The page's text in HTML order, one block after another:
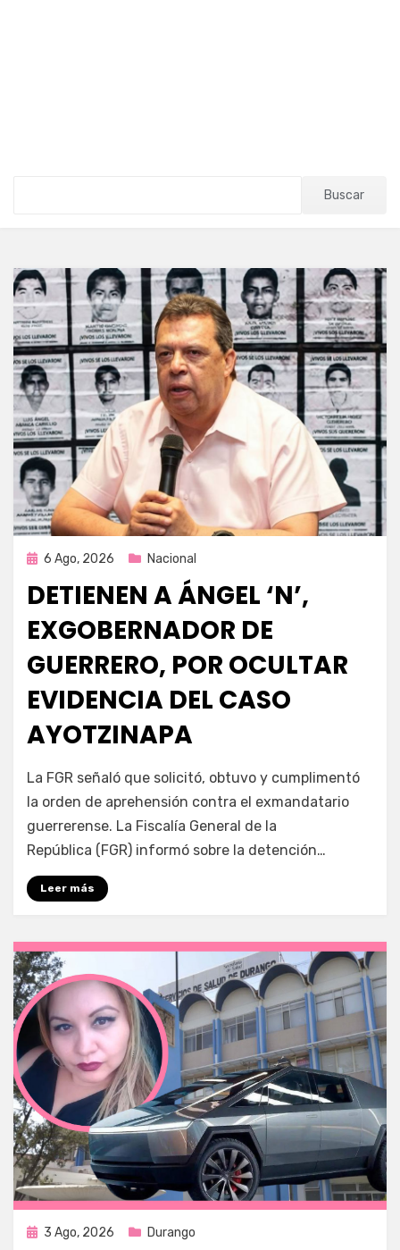
Buscar
Publicada
6 Ago, 2026 Nacional
DETIENEN A ÁNGEL ‘N’,
EXGOBERNADOR DE
GUERRERO, POR OCULTAR
EVIDENCIA DEL CASO
AYOTZINAPA
porFernando Miranda Servín
La FGR señaló que solicitó, obtuvo y cumplimentó
la orden de aprehensión contra el exmandatario
guerrerense. La Fiscalía General de la
República (FGR) informó sobre la detención…
Leer más
Publicada
3 Ago, 2026 Durango